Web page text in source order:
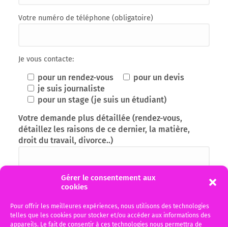
Gérer le consentement aux
cookies
Pour offrir les meilleures expériences, nous utilisons des technologies
telles que les cookies pour stocker et/ou accéder aux informations des
appareils. Le fait de consentir à ces technologies nous permettra de
Votre numéro de téléphone (obligatoire)
Je vous contacte:
pour un rendez-vous
pour un devis
je suis journaliste
pour un stage (je suis un étudiant)
Votre demande plus détaillée (rendez-vous,
détaillez les raisons de ce dernier, la matière,
droit du travail, divorce..)